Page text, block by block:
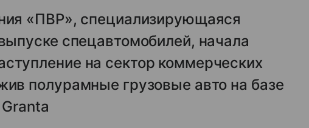
«ПВР», специализирующаяся
спецавтомобилей, начала
на сектор коммерческих
полурамные грузовые авто на базе